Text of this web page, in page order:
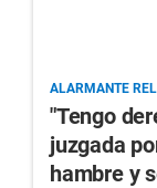
ALARMANTE
"Tengo
juzgada
hambre y